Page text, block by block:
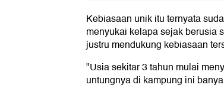
Kebiasaan unik itu ternyata
menyukai kelapa sejak berusia
justru mendukung kebiasaan
"Usia sekitar 3 tahun mulai
untungnya di kampung ini